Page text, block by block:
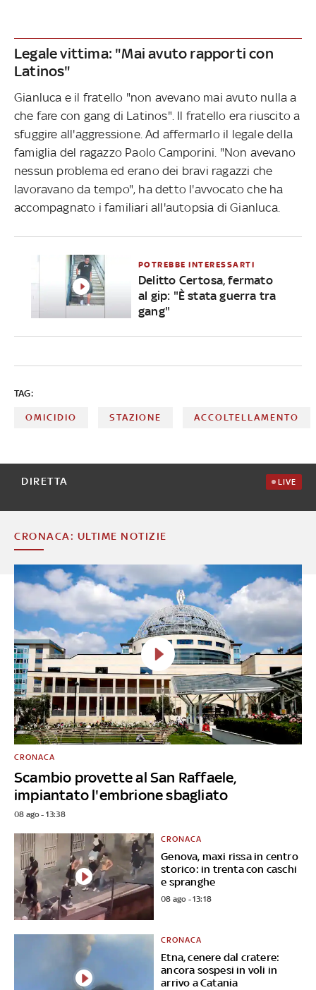
Legale vittima: "Mai avuto rapporti con
Latinos"
Gianluca e il fratello "non avevano mai avuto nulla a
che fare con gang di Latinos". Il fratello era riuscito a
sfuggire all'aggressione. Ad affermarlo il legale della
famiglia del ragazzo Paolo Camporini. "Non avevano
nessun problema ed erano dei bravi ragazzi che
lavoravano da tempo", ha detto l'avvocato che ha
accompagnato i familiari all'autopsia di Gianluca.
POTREBBE INTERESSARTI
Delitto Certosa, fermato
al gip: "È stata guerra tra
gang"
TAG:
OMICIDIO STAZIONE ACCOLTELLAMENTO
DIRETTA LIVE
CRONACA: ULTIME NOTIZIE
Scambio provette al San Raffaele,
impiantato l'embrione sbagliato
CRONACA
08 ago - 13:38
Genova, maxi rissa in centro
storico: in trenta con caschi
e spranghe
CRONACA
08 ago - 13:18
Etna, cenere dal cratere:
ancora sospesi in voli in
arrivo a Catania
CRONACA